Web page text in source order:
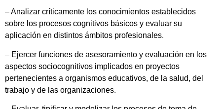
– Analizar críticamente los conocimientos establecidos
sobre los procesos cognitivos básicos y evaluar su
aplicación en distintos ámbitos profesionales.
– Ejercer funciones de asesoramiento y evaluación en los
aspectos sociocognitivos implicados en proyectos
pertenecientes a organismos educativos, de la salud, del
trabajo y de las organizaciones.